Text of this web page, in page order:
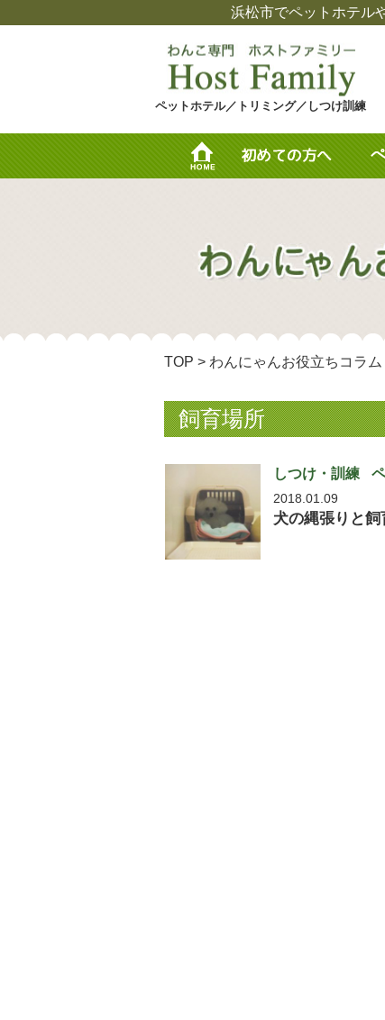
浜松市でペットホテル
ペットホテル／トリミング／しつけ訓練
TOP > わんにゃんお役立ちコラム
飼育場所
しつけ・訓練
2018.01.09
犬の縄張りと飼